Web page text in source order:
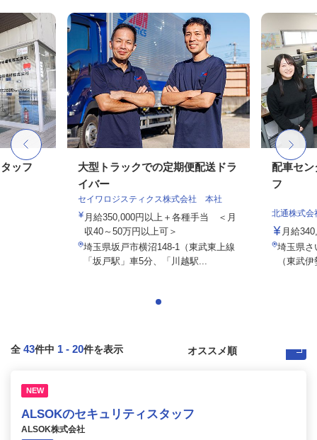
ッフ
大型トラックでの定期便配送ドラ
イバー
セイワロジスティクス株式会社 本社
月給350,000円以上＋各種手当 ＜月
収40～50万円以上可＞
埼玉県坂戸市横沼148-1（東武東上線
「坂戸駅」車5分、「川越駅...
配車セン
フ
北通株式会
月給
埼玉県さ
（東武
全 43件中 1 - 20件を表示
NEW
ALSOKのセキュリティスタッフ
ALSOK株式会社